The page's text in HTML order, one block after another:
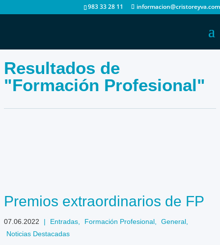
983 33 28 11 informacion@cristoreyva.com
Resultados de
"Formación Profesional"
Premios extraordinarios de FP
07.06.2022 | Entradas Formación Profesional General
Noticias Destacadas